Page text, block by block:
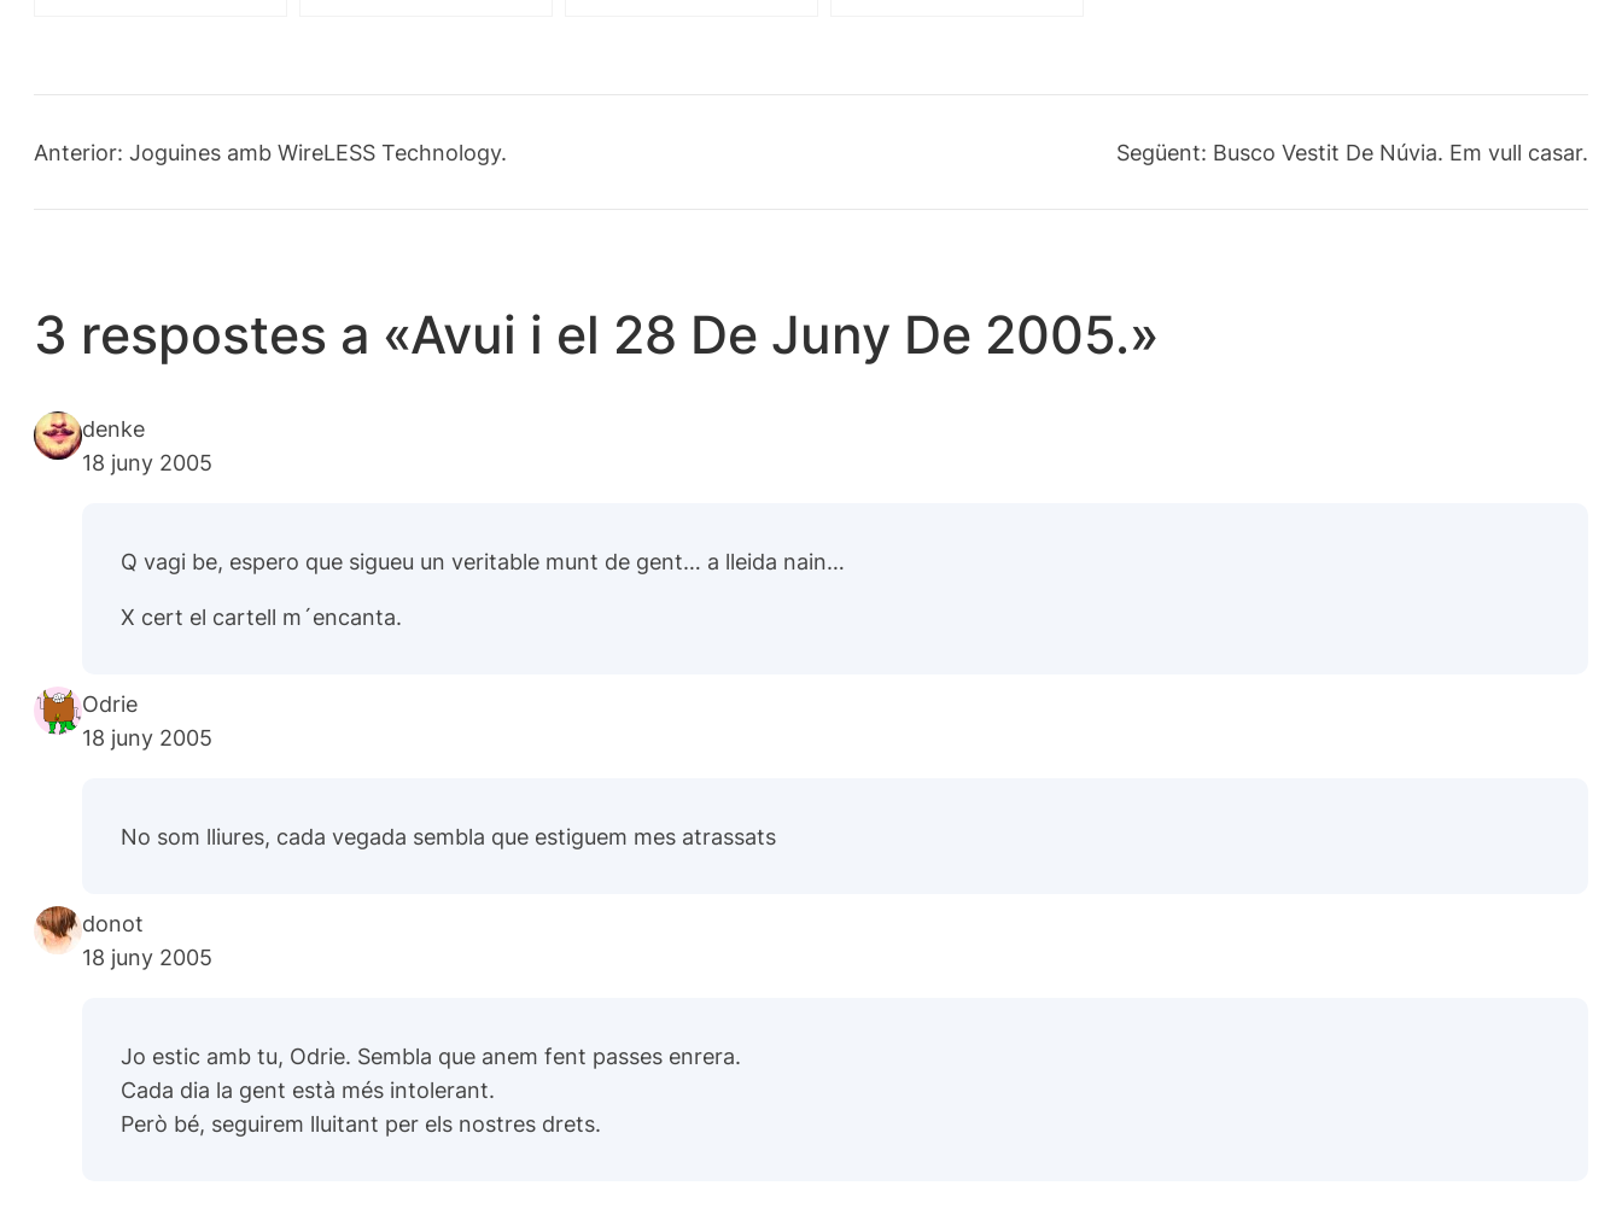
Anterior: Joguines amb WireLESS Technology. Següent: Busco Vestit De Núvia. Em vull casar.
3 respostes a «Avui i el 28 De Juny De 2005.»
denke
18 juny 2005
Q vagi be, espero que sigueu un veritable munt de gent… a lleida nain…
X cert el cartell m´encanta.
Odrie
18 juny 2005
No som lliures, cada vegada sembla que estiguem mes atrassats
donot
18 juny 2005
Jo estic amb tu, Odrie. Sembla que anem fent passes enrera.
Cada dia la gent està més intolerant.
Però bé, seguirem lluitant per els nostres drets.